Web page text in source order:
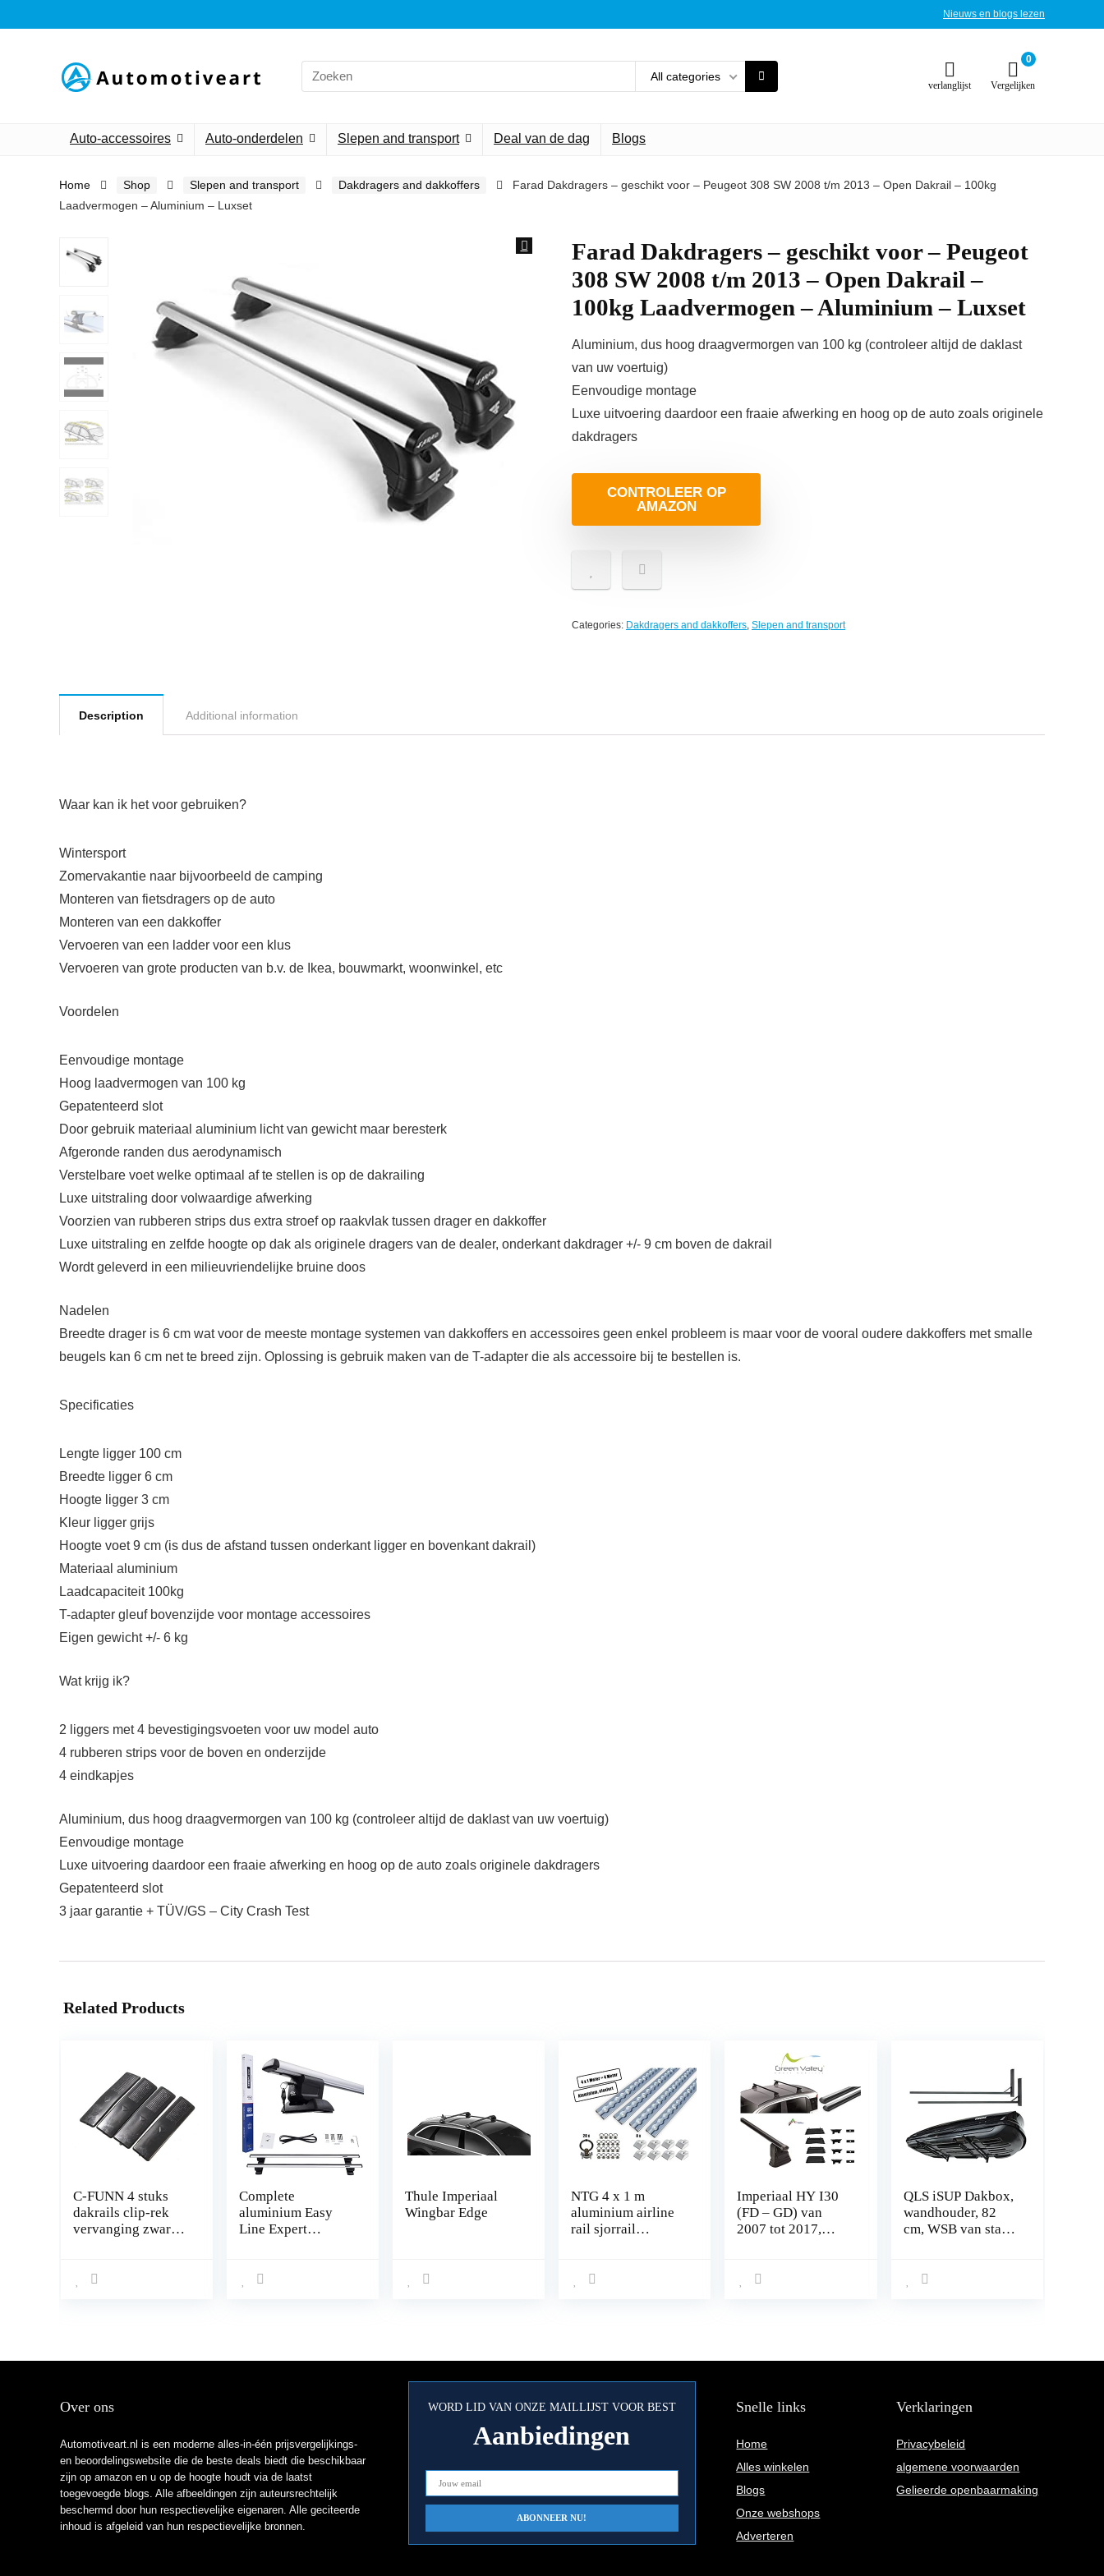
Nieuws en blogs lezen
Search
for:
All categories
verlanglijst
0
Vergelijken
Auto-accessoires Auto-onderdelen Slepen and transport Deal van de dag Blogs
Home Shop Slepen and transport Dakdragers and dakkoffers
Farad Dakdragers – geschikt voor – Peugeot 308 SW 2008 t/m 2013 – Open Dakrail – 100kg
Laadvermogen – Aluminium – Luxset
Farad Dakdragers – geschikt voor – Peugeot
308 SW 2008 t/m 2013 – Open Dakrail –
100kg Laadvermogen – Aluminium – Luxset
Aluminium, dus hoog draagvermorgen van 100 kg (controleer altijd de daklast
van uw voertuig)
Eenvoudige montage
Luxe uitvoering daardoor een fraaie afwerking en hoog op de auto zoals originele
dakdragers
CONTROLEER OP
AMAZON
Categories: Dakdragers and dakkoffers, Slepen and transport
Description Additional information
Waar kan ik het voor gebruiken?
Wintersport
Zomervakantie naar bijvoorbeeld de camping
Monteren van fietsdragers op de auto
Monteren van een dakkoffer
Vervoeren van een ladder voor een klus
Vervoeren van grote producten van b.v. de Ikea, bouwmarkt, woonwinkel, etc
Voordelen
Eenvoudige montage
Hoog laadvermogen van 100 kg
Gepatenteerd slot
Door gebruik materiaal aluminium licht van gewicht maar beresterk
Afgeronde randen dus aerodynamisch
Verstelbare voet welke optimaal af te stellen is op de dakrailing
Luxe uitstraling door volwaardige afwerking
Voorzien van rubberen strips dus extra stroef op raakvlak tussen drager en dakkoffer
Luxe uitstraling en zelfde hoogte op dak als originele dragers van de dealer, onderkant dakdrager +/- 9 cm boven de dakrail
Wordt geleverd in een milieuvriendelijke bruine doos
Nadelen
Breedte drager is 6 cm wat voor de meeste montage systemen van dakkoffers en accessoires geen enkel probleem is maar voor de vooral oudere dakkoffers met smalle
beugels kan 6 cm net te breed zijn. Oplossing is gebruik maken van de T-adapter die als accessoire bij te bestellen is.
Specificaties
Lengte ligger 100 cm
Breedte ligger 6 cm
Hoogte ligger 3 cm
Kleur ligger grijs
Hoogte voet 9 cm (is dus de afstand tussen onderkant ligger en bovenkant dakrail)
Materiaal aluminium
Laadcapaciteit 100kg
T-adapter gleuf bovenzijde voor montage accessoires
Eigen gewicht +/- 6 kg
Wat krijg ik?
2 liggers met 4 bevestigingsvoeten voor uw model auto
4 rubberen strips voor de boven en onderzijde
4 eindkapjes
Aluminium, dus hoog draagvermorgen van 100 kg (controleer altijd de daklast van uw voertuig)
Eenvoudige montage
Luxe uitvoering daardoor een fraaie afwerking en hoog op de auto zoals originele dakdragers
Gepatenteerd slot
3 jaar garantie + TÜV/GS – City Crash Test
Related Products
C-FUNN 4 stuks
dakrails clip-rek
vervanging zwart
Complete
aluminium Easy
Line Expert
R-Klasse W251
punten met sluit
Thule Imperiaal
Wingbar Edge
NTG 4 x 1 m
aluminium airline
rail sjorrail
Startset,
geanodiseerd zilver
Imperiaal HY I30
(FD – GD) van
2007 tot 2017,
railing met vaste
QLS iSUP Dakbox,
wandhouder, 82
cm, WSB van staal,
tuingereedschap,
Over ons
Automotiveart.nl is een moderne alles-in-één prijsvergelijkings-
en beoordelingswebsite die de beste deals biedt die beschikbaar
zijn op amazon en u op de hoogte houdt via de laatst
toegevoegde blogs. Alle afbeeldingen zijn auteursrechtelijk
beschermd door hun respectievelijke eigenaren. Alle geciteerde
inhoud is afgeleid van hun respectievelijke bronnen.
WORD LID VAN ONZE MAILLIJST VOOR BEST
Aanbiedingen
Snelle links
Home
Alles winkelen
Blogs
Onze webshops
Adverteren
Verklaringen
Privacybeleid
algemene voorwaarden
Gelieerde openbaarmaking